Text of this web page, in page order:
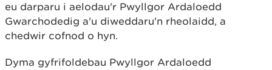
eu darparu i aelodau'r Pwyllgor Ardaloedd
Gwarchodedig a'u diweddaru'n rheolaidd, a
chedwir cofnod o hyn.
Dyma gyfrifoldebau Pwyllgor Ardaloedd